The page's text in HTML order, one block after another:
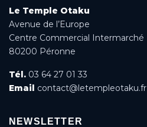
Le Temple Otaku
Avenue de l’Europe
Centre Commercial Intermarché
80200 Péronne
Tél. 03 64 27 01 33
Email contact@letempleotaku.fr
NEWSLETTER